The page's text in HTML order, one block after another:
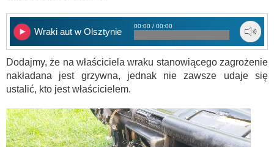
Wraki aut w Olsztynie
00:00 / 00:00
Dodajmy, że na właściciela wraku stanowiącego zagrożenie
nakładana jest grzywna, jednak nie zawsze udaje się
ustalić, kto jest właścicielem.